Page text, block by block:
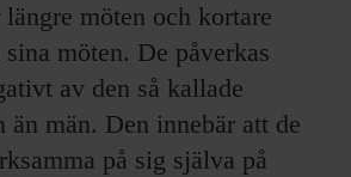
möten och kortare
möten. De påverkas
av den så kallade
än män. Den innebär att de
på sig själva på